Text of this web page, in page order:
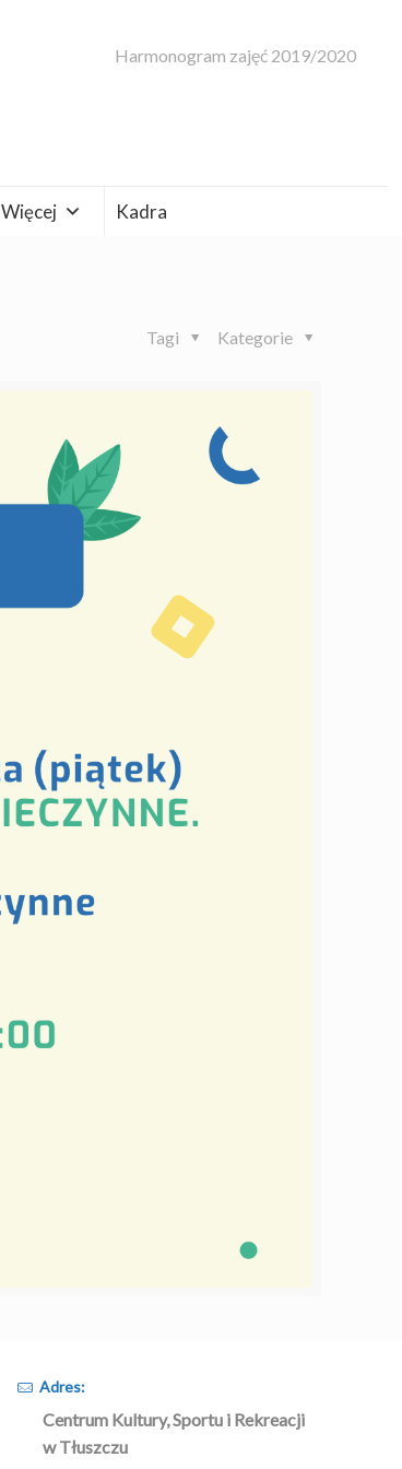
Więcej Kadra
Harmonogram zajęć 2019/2020
Kategorie
Tagi
Adres:
Centrum Kultury, Sportu i Rekreacji
w Tłuszczu